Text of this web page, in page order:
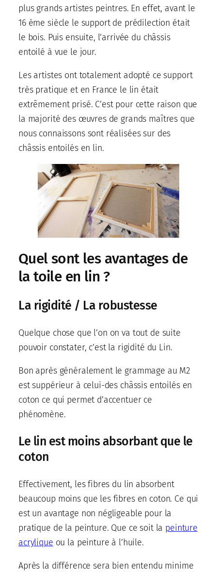
plus grands artistes peintres. En effet, avant le
16 ème siècle le support de prédilection était
le bois. Puis ensuite, l’arrivée du châssis
entoilé à vue le jour.
Les artistes ont totalement adopté ce support
très pratique et en France le lin était
extrêmement prisé. C’est pour cette raison que
la majorité des œuvres de grands maîtres que
nous connaissons sont réalisées sur des
châssis entoilés en lin.
Quel sont les avantages de
la toile en lin ?
La rigidité / La robustesse
Quelque chose que l’on on va tout de suite
pouvoir constater, c’est la rigidité du Lin.
Bon après généralement le grammage au M2
est suppérieur à celui-des châssis entoilés en
coton ce qui permet d’accentuer ce
phénomène.
Le lin est moins absorbant que le
coton
Effectivement, les fibres du lin absorbent
beaucoup moins que les fibres en coton. Ce qui
est un avantage non négligeable pour la
pratique de la peinture. Que ce soit la peinture
acrylique ou la peinture à l’huile.
Après la différence sera bien entendu minime